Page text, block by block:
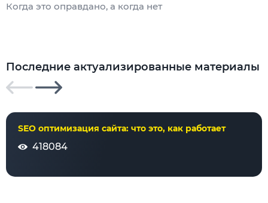
Когда это оправдано, а когда нет
Последние актуализированные материалы
SEO оптимизация сайта: что это, как работает
418084